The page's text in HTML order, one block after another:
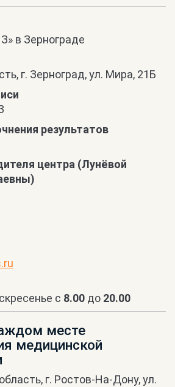
в Зернограде
г. Зерноград, ул. Мира, 21Б
результатов
центра (Лунёвой
с 8.00 до 20.00
месте
медицинской
г. Ростов-На-Дону, ул.